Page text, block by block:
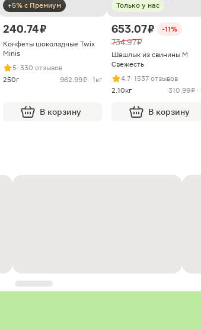
+5% с Премиум
240.74 ₽
Конфеты шоколадные Twix
Minis
5· 330 отзывов
250г
962.99 ₽ · 1кг
В корзину
Только у нас
653.07 ₽ -11%
734.97 ₽
Шашлык из свинины М
Свежесть
4.7· 1537 отзывов
2.10кг
310.99 ₽ ·
В корзину